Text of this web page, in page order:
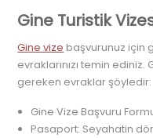
Gine Turistik
Gine vize başvurunuz için
evraklarınızı temin
gereken evraklar şöyledir:
Gine Vize Başvuru
Pasaport: Seyahatin